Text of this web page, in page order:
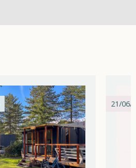
21/06/